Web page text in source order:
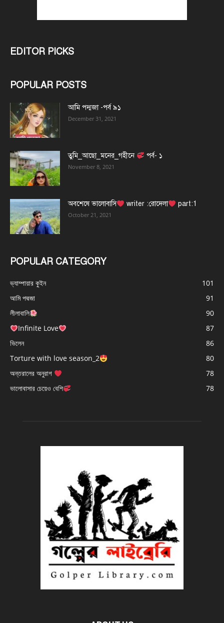
EDITOR PICKS
POPULAR POSTS
আমি পদ্মজা -পর্ব ৯১
December 31, 2021
তুমি_আছো_মনের_গহীনে পর্ব- ১
November 8, 2021
অবশেষে ভালোবাসি writer :রোদেলা part:1
October 21, 2021
POPULAR CATEGORY
ভ্যাম্পায়ার কুইন
101
আমি পদ্মজা
91
লীলাবালি
90
Infinite Love
87
ভিলেন
86
Torture with love season_2
80
অন্তরালের অনুরাগ
78
ভালোবাসার চেয়েও বেশি
78